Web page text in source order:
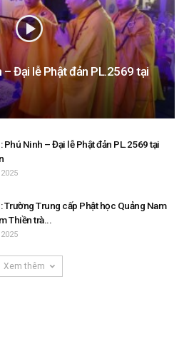
– Đại lễ Phật đản PL.2569 tại
Phú Ninh – Đại lễ Phật đản PL.2569 tại
Trường Trung cấp Phật học Quảng Nam
Thiền trà...
Xem thêm